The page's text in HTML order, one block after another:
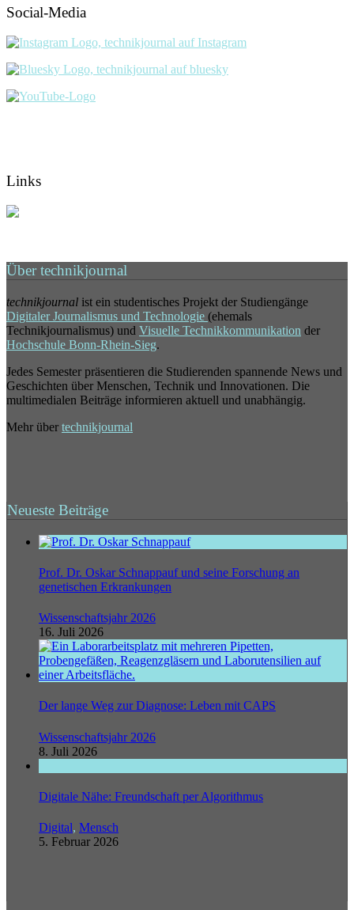
Social-Media
Links
Über technikjournal
technikjournal ist ein studentisches Projekt der Studiengänge
Digitaler Journalismus und Technologie (ehemals
Technikjournalismus) und Visuelle Technikkommunikation der
Hochschule Bonn-Rhein-Sieg.
Jedes Semester präsentieren die Studierenden spannende News und
Geschichten über Menschen, Technik und Innovationen. Die
multimedialen Beiträge informieren aktuell und unabhängig.
Mehr über technikjournal
Neueste Beiträge
Prof. Dr. Oskar Schnappauf und seine Forschung an
genetischen Erkrankungen
Wissenschaftsjahr 2026
16. Juli 2026
Der lange Weg zur Diagnose: Leben mit CAPS
Wissenschaftsjahr 2026
8. Juli 2026
Digitale Nähe: Freundschaft per Algorithmus
Digital, Mensch
5. Februar 2026